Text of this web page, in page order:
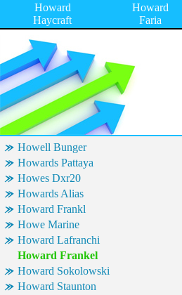
Howard
Haycraft
Howard
Faria
Howell Bunger
Howards Pattaya
Howes Dxr20
Howards Alias
Howard Frankl
Howe Marine
Howard Lafranchi
Howard Frankel
Howard Sokolowski
Howard Staunton